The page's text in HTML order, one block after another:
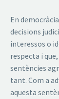
En
decisions
interessos o
respecta i
sentències
tant. Com a
aquesta